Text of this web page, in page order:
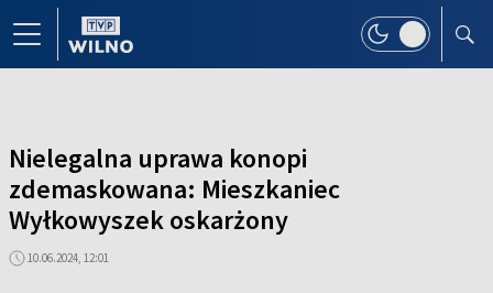
Nielegalna uprawa konopi
zdemaskowana: Mieszkaniec
Wyłkowyszek oskarżony
10.06.2024, 12:01